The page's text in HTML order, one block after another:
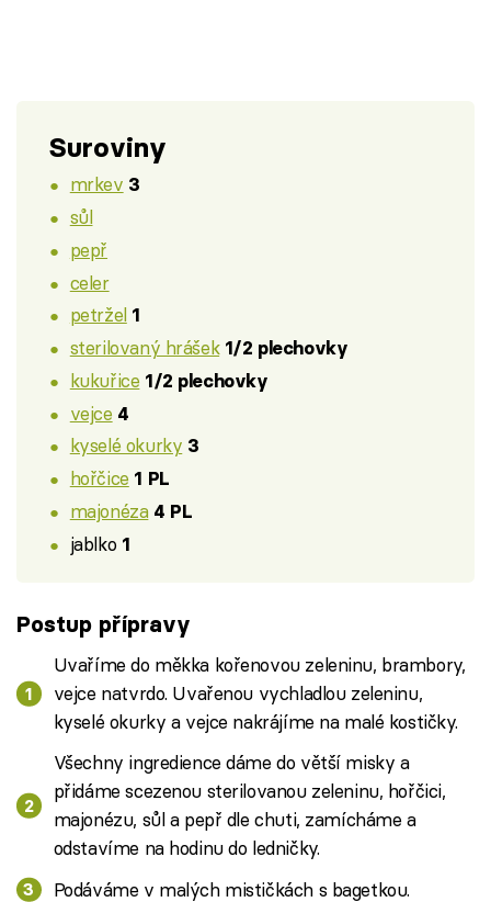
Suroviny
mrkev 3
sůl
pepř
celer
petržel 1
sterilovaný hrášek 1/2 plechovky
kukuřice 1/2 plechovky
vejce 4
kyselé okurky 3
hořčice 1 PL
majonéza 4 PL
jablko 1
Postup přípravy
Uvaříme do měkka kořenovou zeleninu, brambory,
vejce natvrdo. Uvařenou vychladlou zeleninu,
kyselé okurky a vejce nakrájíme na malé kostičky.
Všechny ingredience dáme do větší misky a
přidáme scezenou sterilovanou zeleninu, hořčici,
majonézu, sůl a pepř dle chuti, zamícháme a
odstavíme na hodinu do ledničky.
Podáváme v malých mističkách s bagetkou.